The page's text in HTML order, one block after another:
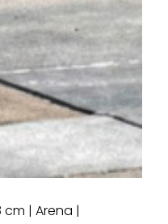
cm | Arena |